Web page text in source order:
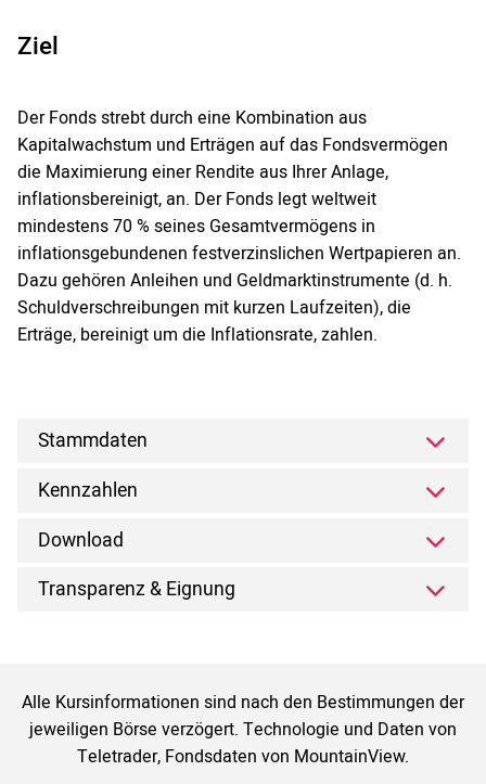
Ziel
Der Fonds strebt durch eine Kombination aus
Kapitalwachstum und Erträgen auf das Fondsvermögen
die Maximierung einer Rendite aus Ihrer Anlage,
inflationsbereinigt, an. Der Fonds legt weltweit
mindestens 70 % seines Gesamtvermögens in
inflationsgebundenen festverzinslichen Wertpapieren an.
Dazu gehören Anleihen und Geldmarktinstrumente (d. h.
Schuldverschreibungen mit kurzen Laufzeiten), die
Erträge, bereinigt um die Inflationsrate, zahlen.
Stammdaten
Kennzahlen
Download
Transparenz & Eignung
Alle Kursinformationen sind nach den Bestimmungen der
jeweiligen Börse verzögert. Technologie und Daten von
Teletrader, Fondsdaten von MountainView.